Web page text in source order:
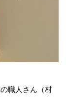
職人さん（村